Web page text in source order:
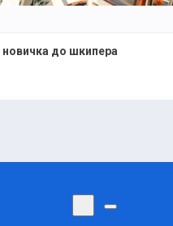
новичка до шкипера